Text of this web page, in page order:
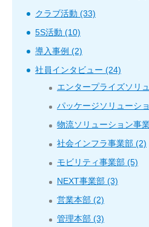
クラブ活動 (33)
5S活動 (10)
導入事例 (2)
社員インタビュー (24)
エンタープライズソリ
パッケージソリューシ
物流ソリューション事
社会インフラ事業部 (2)
モビリティ事業部 (5)
NEXT事業部 (3)
営業本部 (2)
管理本部 (3)